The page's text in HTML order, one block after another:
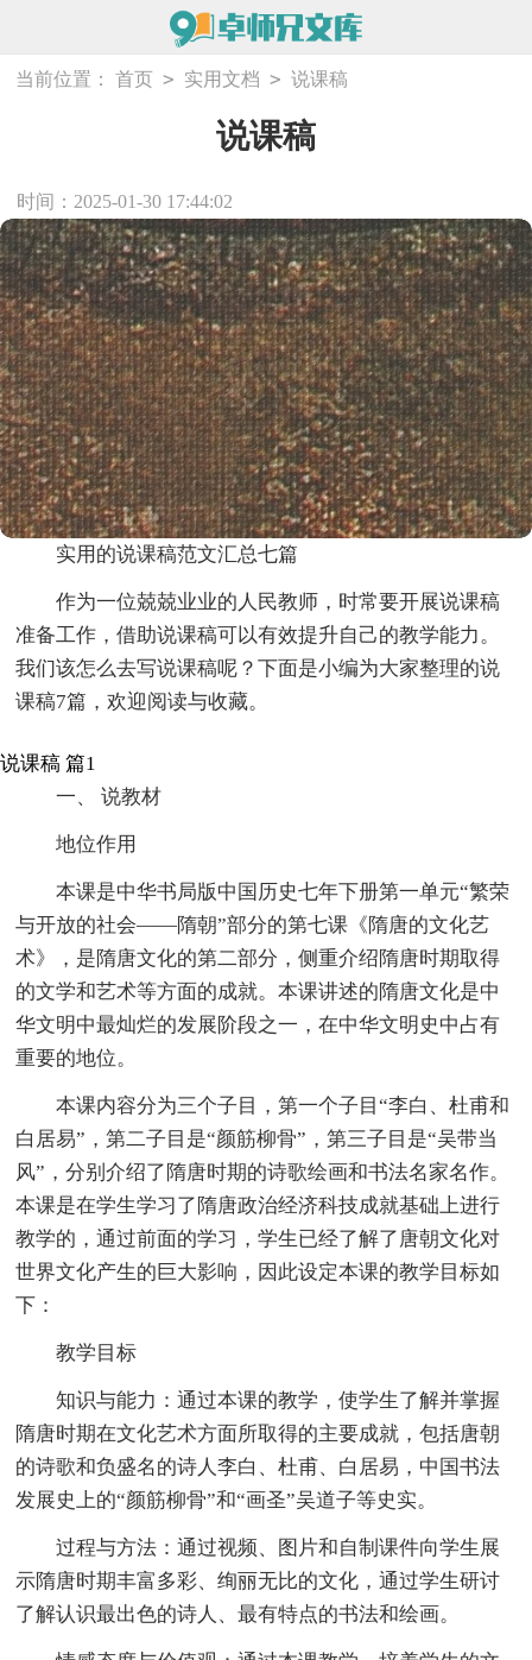
当前位置： 首页 > 实用文档 > 说课稿
说课稿
时间：2025-01-30 17:44:02
实用的说课稿范文汇总七篇
作为一位兢兢业业的人民教师，时常要开展说课稿
准备工作，借助说课稿可以有效提升自己的教学能力。
我们该怎么去写说课稿呢？下面是小编为大家整理的说
课稿7篇，欢迎阅读与收藏。
说课稿 篇1
一、 说教材
地位作用
本课是中华书局版中国历史七年下册第一单元“繁荣
与开放的社会——隋朝”部分的第七课《隋唐的文化艺
术》，是隋唐文化的第二部分，侧重介绍隋唐时期取得
的文学和艺术等方面的成就。本课讲述的隋唐文化是中
华文明中最灿烂的发展阶段之一，在中华文明史中占有
重要的地位。
本课内容分为三个子目，第一个子目“李白、杜甫和
白居易”，第二子目是“颜筋柳骨”，第三子目是“吴带当
风”，分别介绍了隋唐时期的诗歌绘画和书法名家名作。
本课是在学生学习了隋唐政治经济科技成就基础上进行
教学的，通过前面的学习，学生已经了解了唐朝文化对
世界文化产生的巨大影响，因此设定本课的教学目标如
下：
教学目标
知识与能力：通过本课的教学，使学生了解并掌握
隋唐时期在文化艺术方面所取得的主要成就，包括唐朝
的诗歌和负盛名的诗人李白、杜甫、白居易，中国书法
发展史上的“颜筋柳骨”和“画圣”吴道子等史实。
过程与方法：通过视频、图片和自制课件向学生展
示隋唐时期丰富多彩、绚丽无比的文化，通过学生研讨
了解认识最出色的诗人、最有特点的书法和绘画。